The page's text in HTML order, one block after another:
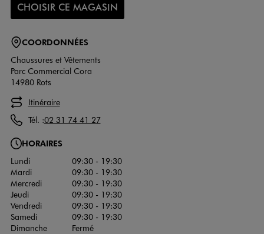
CHOISIR CE MAGASIN
COORDONNÉES
Chaussures et Vêtements
Parc Commercial Cora
14980 Rots
Itinéraire
Tél. :02 31 74 41 27
HORAIRES
Lundi
09:30 - 19:30
Mardi
09:30 - 19:30
Mercredi
09:30 - 19:30
Jeudi
09:30 - 19:30
Vendredi
09:30 - 19:30
Samedi
09:30 - 19:30
Dimanche
Fermé